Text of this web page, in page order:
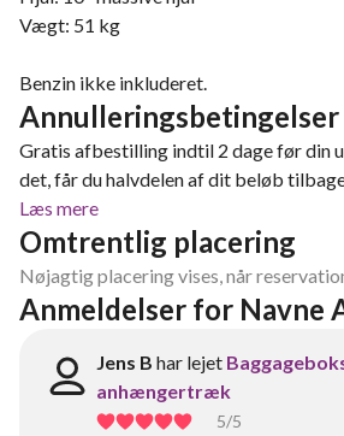
Vægt: 51 kg
Benzin ikke inkluderet.
Annulleringsbetingelser
Gratis afbestilling indtil 2 dage før din
det, får du halvdelen af dit beløb
Læs mere
Omtrentlig placering
Nøjagtig placering vises, når
Anmeldelser for Navne
Jens B har lejet
anhængertræk
5/5